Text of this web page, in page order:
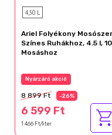
4,50 L
Ariel Folyékony Mosószer
Színes Ruhákhoz, 4.5 l,
Mosáshoz
Nyárzáró akció
8 899 Ft -26%
6 599 Ft
1 466 Ft/liter